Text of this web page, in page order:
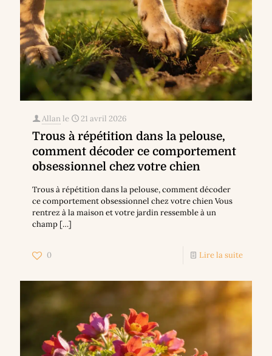
Allan le 21 avril 2026
Trous à répétition dans la pelouse,
comment décoder ce comportement
obsessionnel chez votre chien
Trous à répétition dans la pelouse, comment décoder
ce comportement obsessionnel chez votre chien Vous
rentrez à la maison et votre jardin ressemble à un
champ […]
0 Lire la suite